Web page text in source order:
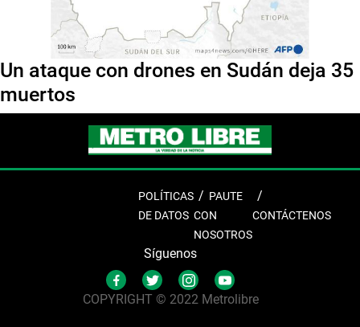
Un ataque con drones en Sudán deja 35
muertos
POLÍTICAS
DE DATOS
PAUTE
CON
NOSOTROS
CONTÁCTENOS
Síguenos
COPYRIGHT © 2022 Metrolibre